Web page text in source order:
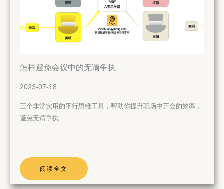
怎样避免会议中的无谓争执
2023-07-18
三个非常实用的平行思维工具，帮助你提升职场中开会的效率，
避免无谓争执
阅读全文